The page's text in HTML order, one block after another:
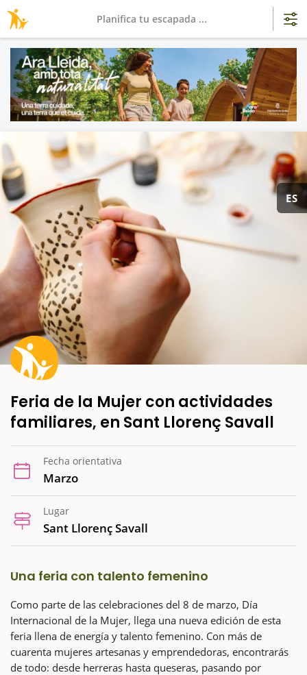
ES
Feria de la Mujer con actividades
familiares, en Sant Llorenç Savall
Fecha orientativa
Marzo
Lugar
Sant Llorenç Savall
Una feria con talento femenino
Como parte de las celebraciones del 8 de marzo, Día
Internacional de la Mujer, llega una nueva edición de esta
feria llena de energía y talento femenino. Con más de
cuarenta mujeres artesanas y emprendedoras, encontrarás
de todo: desde herreras hasta queseras, pasando por
Planifica tu escapada ...